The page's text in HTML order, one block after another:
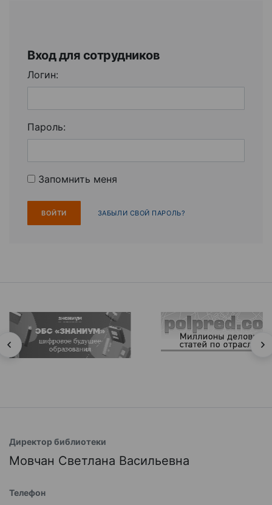
Вход для сотрудников
Логин:
Пароль:
Запомнить меня
ЗАБЫЛИ СВОЙ ПАРОЛЬ?
Директор библиотеки
Мовчан Светлана Васильевна
Телефон